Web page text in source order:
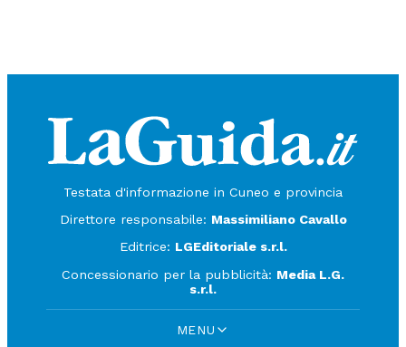
Testata d'informazione in Cuneo e provincia
Direttore responsabile: Massimiliano Cavallo
Editrice: LGEditoriale s.r.l.
Concessionario per la pubblicità: Media L.G.
s.r.l.
MENU